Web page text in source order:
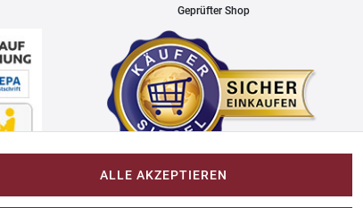
Geprüfter Shop
Impressum
ALLE AKZEPTIEREN